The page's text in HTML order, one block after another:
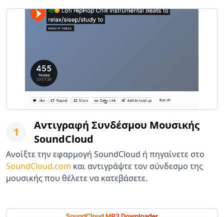
1
Αντιγραφή Συνδέσμου Μουσικής
SoundCloud
Ανοίξτε την εφαρμογή SoundCloud ή πηγαίνετε στο
SoundCloud.com και αντιγράψτε τον σύνδεσμο της
μουσικής που θέλετε να κατεβάσετε.